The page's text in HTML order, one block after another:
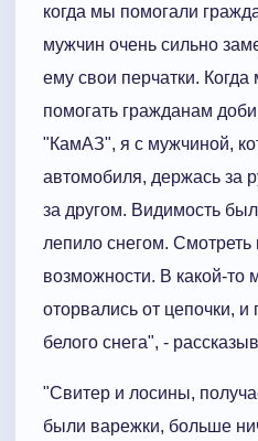
когда мы помогали
мужчин очень сильно
ему свои перчатки.
помогать гражданам
"КамАЗ", я с мужчиной,
автомобиля, держась за
за другом. Видимость
лепило снегом.
возможности. В какой-то
оторвались от цепочки, и
белого снега", -
"Свитер и лосины,
были варежки, больше